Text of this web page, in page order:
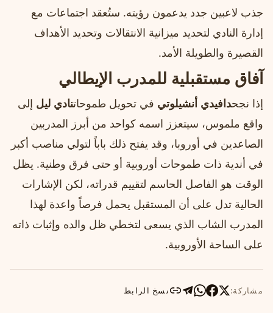
جذب لاعبين جدد يدعمون رؤيته. ستُعقد اجتماعات مع
إدارة النادي لتحديد ميزانية الانتقالات وتحديد الأهداف
القصيرة والطويلة الأمد.
آفاق مستقبلية للمدرب الإيطالي
إذا نجحدافيدي أنشيلوتي في تحويل طموحاتنادي ليل إلى
واقع ملموس، سيتعزز اسمه كواحد من أبرز المدربين
الصاعدين في أوروبا، وقد يفتح ذلك باباً لتولي مناصب أكبر
في أندية ذات طموحات أوروبية أو حتى فرق وطنية. يظل
الوقت هو الفاصل الحاسم لتقييم قدراته، لكن الإشارات
الحالية تدل على أن المستقبل يحمل فرصاً واعدة لهذا
المدرب الشاب الذي يسعى لتخطي ظل والده وإثبات ذاته
على الساحة الأوروبية.
مشاركة: نسخ الرابط